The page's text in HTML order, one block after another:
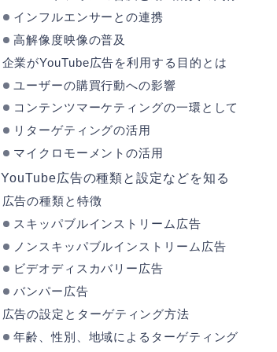
インフルエンサーとの連携
高解像度映像の普及
企業がYouTube広告を利用する目的とは
ユーザーの購買行動への影響
コンテンツマーケティングの一環として
リターゲティングの活用
マイクロモーメントの活用
YouTube広告の種類と設定などを知る
広告の種類と特徴
スキッパブルインストリーム広告
ノンスキッパブルインストリーム広告
ビデオディスカバリー広告
バンパー広告
広告の設定とターゲティング方法
年齢、性別、地域によるターゲティング